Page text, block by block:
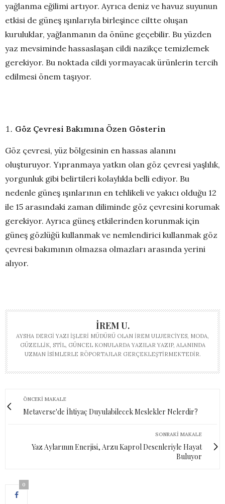
yağlanma eğilimi artıyor. Ayrıca deniz ve havuz suyunun
etkisi de güneş ışınlarıyla birleşince ciltte oluşan
kuruluklar, yağlanmanın da önüne geçebilir. Bu yüzden
yaz mevsiminde hassaslaşan cildi nazikçe temizlemek
gerekiyor. Bu noktada cildi yormayacak ürünlerin tercih
edilmesi önem taşıyor.
Göz Çevresi Bakımına Özen Gösterin
Göz çevresi, yüz bölgesinin en hassas alanını
oluşturuyor. Yıpranmaya yatkın olan göz çevresi yaşlılık,
yorgunluk gibi belirtileri kolaylıkla belli ediyor. Bu
nedenle güneş ışınlarının en tehlikeli ve yakıcı olduğu 12
ile 15 arasındaki zaman diliminde göz çevresini korumak
gerekiyor. Ayrıca güneş etkilerinden korunmak için
güneş gözlüğü kullanmak ve nemlendirici kullanmak göz
çevresi bakımının olmazsa olmazları arasında yerini
alıyor.
İREM U.
AYSHA DERGI YAZI İŞLERI MÜDÜRÜ OLAN İREM ULUERCIYES, MODA,
GÜZELLIK, STIL, GÜNCEL KONULARDA YAZILAR YAZIP, ALANINDA
UZMAN ISIMLERLE RÖPORTAJLAR GERÇEKLEŞTIRMEKTEDIR.
ÖNCEKI MAKALE
Metaverse'de İhtiyaç Duyulabilecek Meslekler Nelerdir?
SONRAKI MAKALE
Yaz Aylarının Enerjisi, Arzu Kaprol Desenleriyle Hayat
Buluyor
0